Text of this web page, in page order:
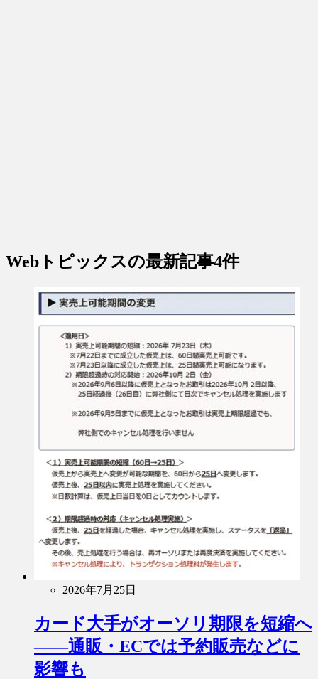
Webトピックスの最新記事4件
2026年7月25日
カード大手がオーソリ期限を短縮へ
――通販・ECでは予約販売などに
影響も